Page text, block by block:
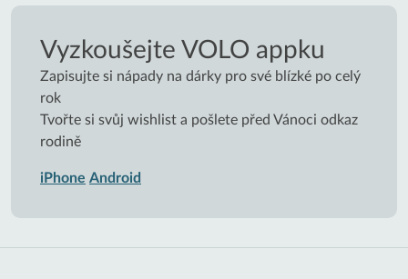
Vyzkoušejte VOLO appku
Zapisujte si nápady na dárky pro své blízké po celý
rok
Tvořte si svůj wishlist a pošlete před Vánoci odkaz
rodině
iPhone Android